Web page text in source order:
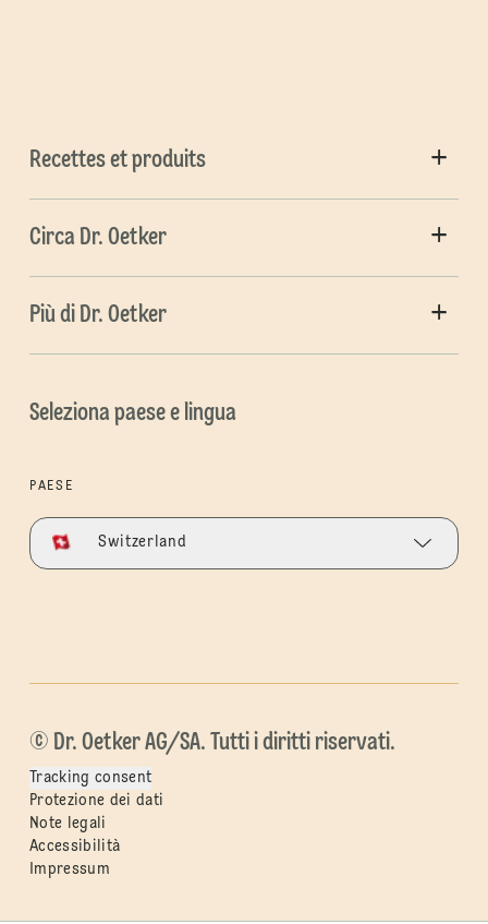
Recettes et produits
Circa Dr. Oetker
Più di Dr. Oetker
Seleziona paese e lingua
PAESE
Switzerland
© Dr. Oetker AG/SA. Tutti i diritti riservati.
Tracking consent
Protezione dei dati
Note legali
Accessibilità
Impressum